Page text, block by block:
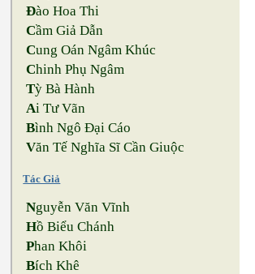
Đào Hoa Thi
Cầm Giả Dẫn
Cung Oán Ngâm Khúc
Chinh Phụ Ngâm
Tỳ Bà Hành
Ai Tư Vãn
Bình Ngô Đại Cáo
Văn Tế Nghĩa Sĩ Cần Giuộc
Tác Giả
Nguyễn Văn Vĩnh
Hồ Biểu Chánh
Phan Khôi
Bích Khê